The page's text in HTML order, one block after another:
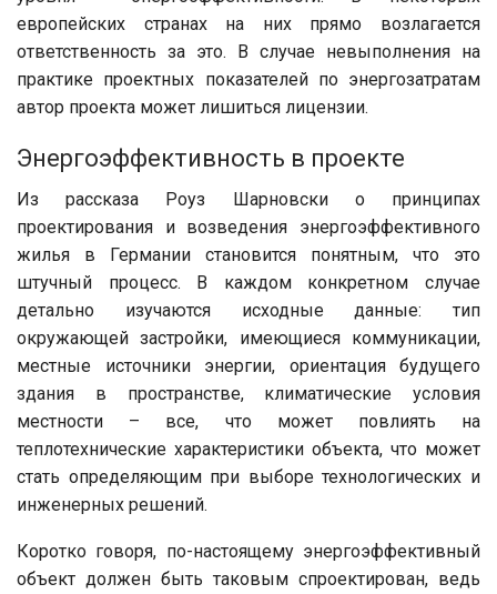
европейских странах на них прямо возлагается
ответственность за это. В случае невыполнения на
практике проектных показателей по энергозатратам
автор проекта может лишиться лицензии.
Энергоэффективность в проекте
Из рассказа Роуз Шарновски о принципах
проектирования и возведения энергоэффективного
жилья в Германии становится понятным, что это
штучный процесс. В каждом конкретном случае
детально изучаются исходные данные: тип
окружающей застройки, имеющиеся коммуникации,
местные источники энергии, ориентация будущего
здания в пространстве, климатические условия
местности – все, что может повлиять на
теплотехнические характеристики объекта, что может
стать определяющим при выборе технологических и
инженерных решений.
Коротко говоря, по-насто­ящему энергоэффективный
объект должен быть таковым спроектирован, ведь